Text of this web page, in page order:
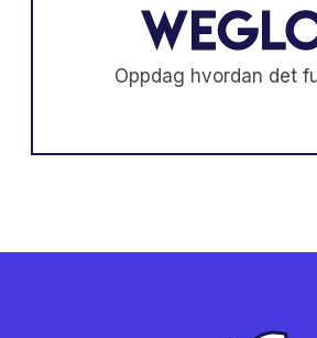
Oppdag hvordan det